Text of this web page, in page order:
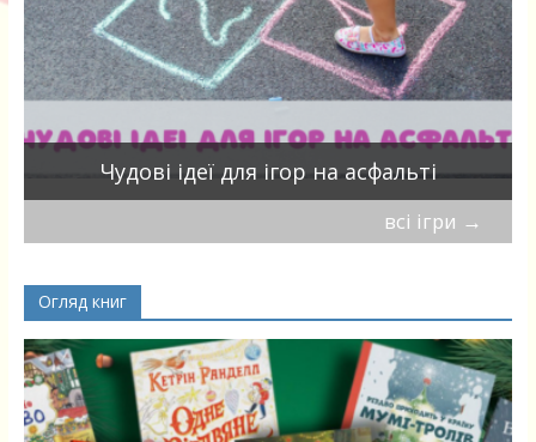
Чудові ідеї для ігор на асфальті
всі ігри →
Огляд книг